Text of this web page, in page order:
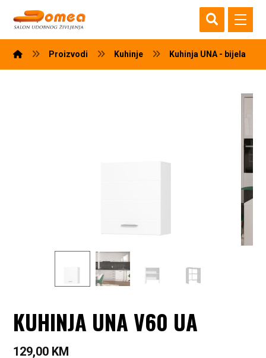
Proizvodi Kuhinje Kuhinja UNA - bijela
KUHINJA UNA V60 UA
129,00 KM